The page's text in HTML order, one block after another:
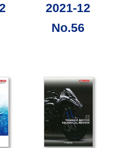
2021-12
No.56